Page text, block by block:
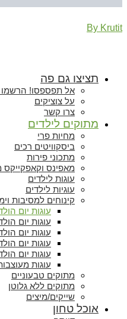
By Krutit
תציצו גם פה
אל תפספסו! הרשמו
על צוציקים
צרו קשר
מתוקים לילדים
מחיות פרי
ביסקוויטים רכים
מתכוני פירות
מאפינס וקאפקייקס
עוגות לילדים
עוגיות לילדים
קינוחים למסיבות
עוגות יום
עוגות יום
עוגות יום
עוגות יום
עוגות יום
עוגות
מתוקים טבעוניים
מתוקים ללא גלוטן
שייקים/מיצים
אוכל טחון